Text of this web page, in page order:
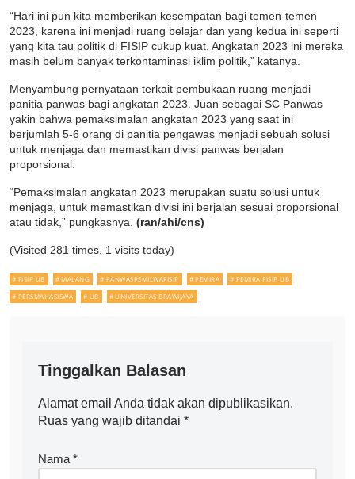
“Hari ini pun kita memberikan kesempatan bagi temen-temen
2023, karena ini menjadi ruang belajar dan yang kedua ini seperti
yang kita tau politik di FISIP cukup kuat. Angkatan 2023 ini mereka
masih belum banyak terkontaminasi iklim politik,” katanya.
Menyambung pernyataan terkait pembukaan ruang menjadi
panitia panwas bagi angkatan 2023. Juan sebagai SC Panwas
yakin bahwa pemaksimalan angkatan 2023 yang saat ini
berjumlah 5-6 orang di panitia pengawas menjadi sebuah solusi
untuk menjaga dan memastikan divisi panwas berjalan
proporsional.
“Pemaksimalan angkatan 2023 merupakan suatu solusi untuk
menjaga, untuk memastikan divisi ini berjalan sesuai proporsional
atau tidak,” pungkasnya. (ran/ahi/cns)
(Visited 281 times, 1 visits today)
FISIP UB MALANG PANWASPEMILWAFISIP PEMIRA
PEMIRA FISIP UB
PERSMAHASISWA
UB UNIVERSITAS BRAWIJAYA
Tinggalkan Balasan
Alamat email Anda tidak akan dipublikasikan.
Ruas yang wajib ditandai *
Nama *